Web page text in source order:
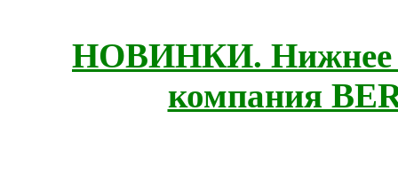
НОВИНКИ. Нижнее
компания